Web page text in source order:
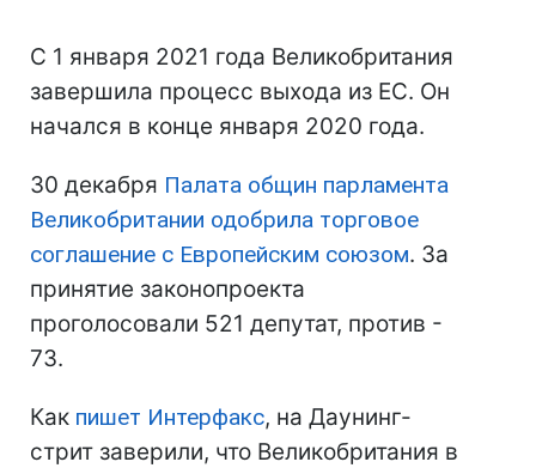
С 1 января 2021 года Великобритания
завершила процесс выхода из ЕС. Он
начался в конце января 2020 года.
30 декабря Палата общин парламента
Великобритании одобрила торговое
соглашение с Европейским союзом. За
принятие законопроекта
проголосовали 521 депутат, против -
73.
Как пишет Интерфакс, на Даунинг-
стрит заверили, что Великобритания в